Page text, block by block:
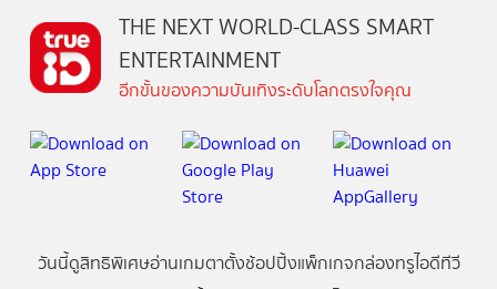
THE NEXT WORLD-CLASS SMART
ENTERTAINMENT
อีกขั้นของความบันเทิงระดับโลกตรงใจคุณ
วันนี้ดูสิทธิพิเศษอ่านเกมตาตั้งช้อปปิ้งแพ็กเกจกล่องทรูไอดีทีวี